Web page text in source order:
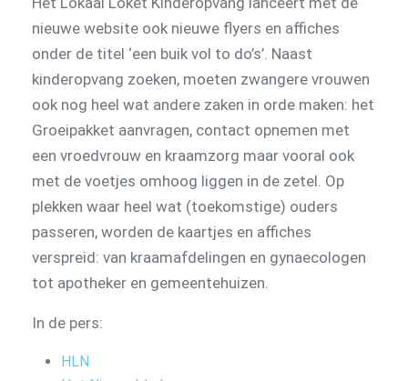
nieuwe website ook nieuwe flyers en affiches
onder de titel ‘een buik vol to do’s’. Naast
kinderopvang zoeken, moeten zwangere vrouwen
ook nog heel wat andere zaken in orde maken: het
Groeipakket aanvragen, contact opnemen met
een vroedvrouw en kraamzorg maar vooral ook
met de voetjes omhoog liggen in de zetel. Op
plekken waar heel wat (toekomstige) ouders
passeren, worden de kaartjes en affiches
verspreid: van kraamafdelingen en gynaecologen
tot apotheker en gemeentehuizen.
In de pers:
HLN